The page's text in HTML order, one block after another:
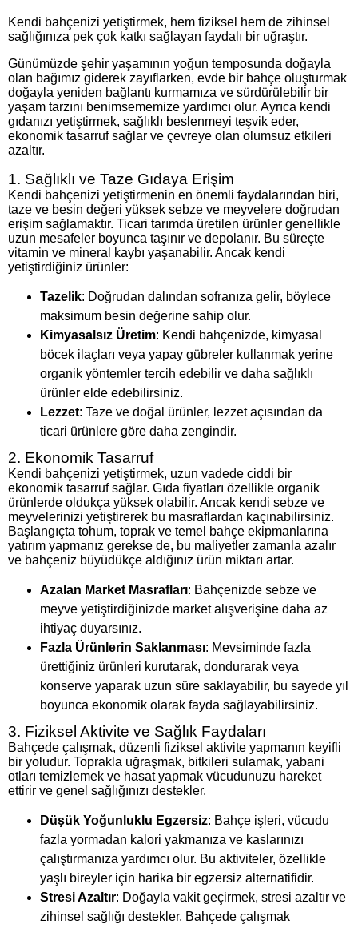
Kendi bahçenizi yetiştirmek, hem fiziksel hem de zihinsel
sağlığınıza pek çok katkı sağlayan faydalı bir uğraştır.
Günümüzde şehir yaşamının yoğun temposunda doğayla
olan bağımız giderek zayıflarken, evde bir bahçe oluşturmak
doğayla yeniden bağlantı kurmamıza ve sürdürülebilir bir
yaşam tarzını benimsememize yardımcı olur. Ayrıca kendi
gıdanızı yetiştirmek, sağlıklı beslenmeyi teşvik eder,
ekonomik tasarruf sağlar ve çevreye olan olumsuz etkileri
azaltır.
1. Sağlıklı ve Taze Gıdaya Erişim
Kendi bahçenizi yetiştirmenin en önemli faydalarından biri,
taze ve besin değeri yüksek sebze ve meyvelere doğrudan
erişim sağlamaktır. Ticari tarımda üretilen ürünler genellikle
uzun mesafeler boyunca taşınır ve depolanır. Bu süreçte
vitamin ve mineral kaybı yaşanabilir. Ancak kendi
yetiştirdiğiniz ürünler:
Tazelik: Doğrudan dalından sofranıza gelir, böylece
maksimum besin değerine sahip olur.
Kimyasalsız Üretim: Kendi bahçenizde, kimyasal
böcek ilaçları veya yapay gübreler kullanmak yerine
organik yöntemler tercih edebilir ve daha sağlıklı
ürünler elde edebilirsiniz.
Lezzet: Taze ve doğal ürünler, lezzet açısından da
ticari ürünlere göre daha zengindir.
2. Ekonomik Tasarruf
Kendi bahçenizi yetiştirmek, uzun vadede ciddi bir
ekonomik tasarruf sağlar. Gıda fiyatları özellikle organik
ürünlerde oldukça yüksek olabilir. Ancak kendi sebze ve
meyvelerinizi yetiştirerek bu masraflardan kaçınabilirsiniz.
Başlangıçta tohum, toprak ve temel bahçe ekipmanlarına
yatırım yapmanız gerekse de, bu maliyetler zamanla azalır
ve bahçeniz büyüdükçe aldığınız ürün miktarı artar.
Azalan Market Masrafları: Bahçenizde sebze ve
meyve yetiştirdiğinizde market alışverişine daha az
ihtiyaç duyarsınız.
Fazla Ürünlerin Saklanması: Mevsiminde fazla
ürettiğiniz ürünleri kurutarak, dondurarak veya
konserve yaparak uzun süre saklayabilir, bu sayede yıl
boyunca ekonomik olarak fayda sağlayabilirsiniz.
3. Fiziksel Aktivite ve Sağlık Faydaları
Bahçede çalışmak, düzenli fiziksel aktivite yapmanın keyifli
bir yoludur. Toprakla uğraşmak, bitkileri sulamak, yabani
otları temizlemek ve hasat yapmak vücudunuzu hareket
ettirir ve genel sağlığınızı destekler.
Düşük Yoğunluklu Egzersiz: Bahçe işleri, vücudu
fazla yormadan kalori yakmanıza ve kaslarınızı
çalıştırmanıza yardımcı olur. Bu aktiviteler, özellikle
yaşlı bireyler için harika bir egzersiz alternatifidir.
Stresi Azaltır: Doğayla vakit geçirmek, stresi azaltır ve
zihinsel sağlığı destekler. Bahçede çalışmak